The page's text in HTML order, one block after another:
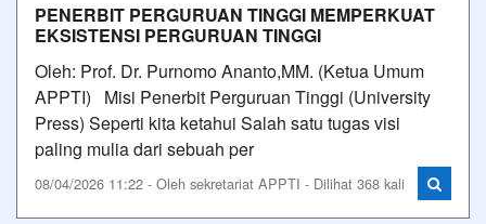
PENERBIT PERGURUAN TINGGI MEMPERKUAT
EKSISTENSI PERGURUAN TINGGI
Oleh: Prof. Dr. Purnomo Ananto,MM. (Ketua Umum
APPTI) Misi Penerbit Perguruan Tinggi (University
Press) Seperti kita ketahui Salah satu tugas visi
paling mulia dari sebuah per
08/04/2026 11:22 - Oleh sekretariat APPTI - Dilihat 368 kali